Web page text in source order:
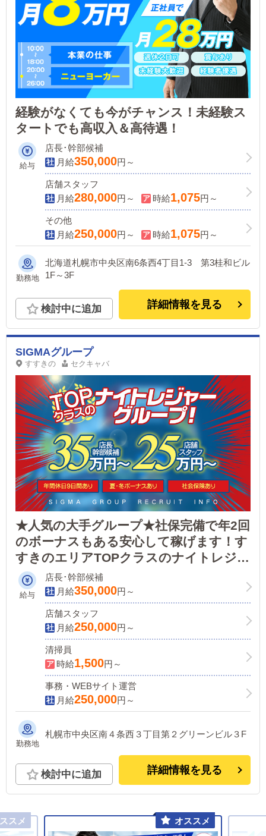
経験がなくても今がチャンス！未経験ス
タートでも高収入＆高待遇！
給与
店長･幹部候補
月給350,000円～
店舗スタッフ
月給280,000円～ 時給1,075円～
その他
月給250,000円～ 時給1,075円～
勤務地
北海道札幌市中央区南6条西4丁目1-3 第3桂和ビル
1F～3F
検討中に追加 詳細情報を見る
SIGMAグループ
すすきの セクキャバ
★人気の大手グループ★社保完備で年2回
のボーナスもある安心して稼げます！す
すきのエリアTOPクラスのナイトレジャ
ーグループで働こう！
給与
店長･幹部候補
月給350,000円～
店舗スタッフ
月給250,000円～
清掃員
時給1,500円～
事務・WEBサイト運営
月給250,000円～
勤務地
札幌市中央区南４条西３丁目第２グリーンビル３F
検討中に追加 詳細情報を見る